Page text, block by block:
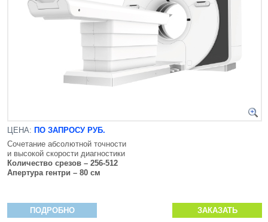
ЦЕНА: ПО ЗАПРОСУ РУБ.
Сочетание абсолютной точности
и высокой скорости диагностики
Количество срезов – 256-512
Апертура гентри – 80 см
ПОДРОБНО ЗАКАЗАТЬ